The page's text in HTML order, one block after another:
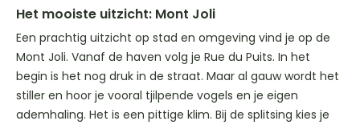
Het mooiste uitzicht: Mont Joli
Een prachtig uitzicht op stad en omgeving vind je op de
Mont Joli. Vanaf de haven volg je Rue du Puits. In het
begin is het nog druk in de straat. Maar al gauw wordt het
stiller en hoor je vooral tjilpende vogels en je eigen
ademhaling. Het is een pittige klim. Bij de splitsing kies je